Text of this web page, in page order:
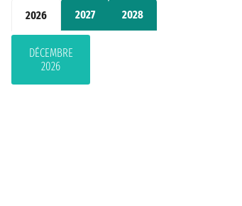
2026 2027 2028
DÉCEMBRE
2026